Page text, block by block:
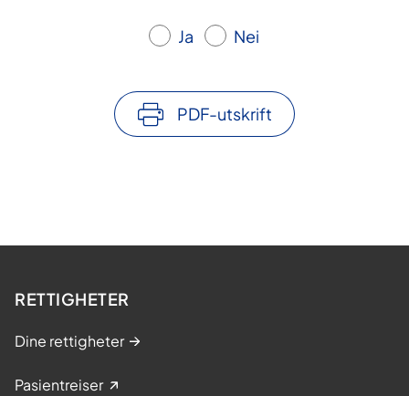
Ja Nei
PDF-utskrift
RETTIGHETER
Dine rettigheter
Pasientreiser